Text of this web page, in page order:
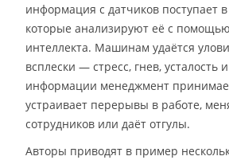
информация с датчиков поступает
которые анализируют её с помощью
интеллекта. Машинам удаётся
всплески — стресс, гнев, усталость
информации менеджмент
устраивает перерывы в работе,
сотрудников или даёт отгулы.
Авторы приводят в пример